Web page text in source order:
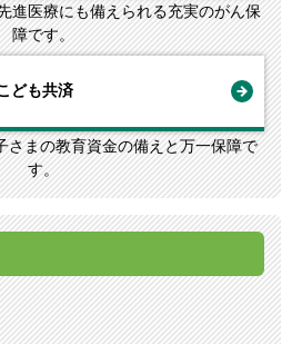
進医療にも備えられる充実のがん保
障です。
ども共済
さまの教育資金の備えと万一保障で
す。